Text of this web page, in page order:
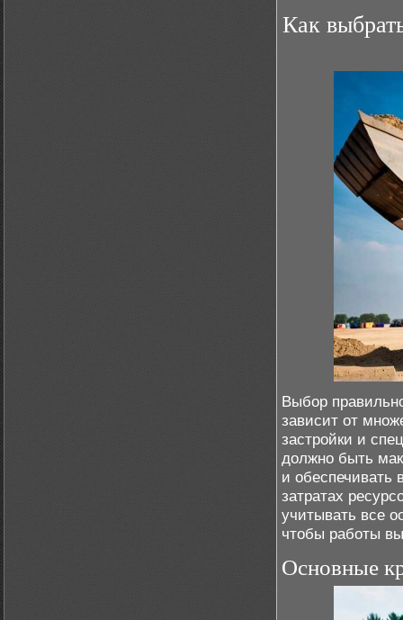
Как
Выбор
зависит от
застройки и
должно быть
и обеспечивать
затратах
учитывать все
чтобы работы
Основные